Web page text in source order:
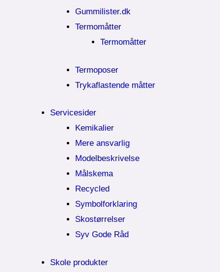
Gummilister.dk
Termomåtter
Termomåtter
Termoposer
Trykaflastende måtter
Servicesider
Kemikalier​
Mere ansvarlig
Modelbeskrivelse
Målskema
Recycled
Symbolforklaring
Skostørrelser
Syv Gode Råd
Skole produkter